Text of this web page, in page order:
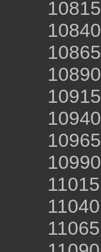
10815
10840
10865
10890
10915
10940
10965
10990
11015
11040
11065